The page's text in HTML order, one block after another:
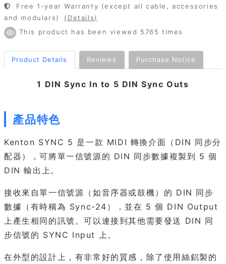
Free 1-year Warranty (except all cable, accessories
and modulars)
(Details)
This product has been viewed 5765 times
Product Details Reviews Purchase Notice
1 DIN Sync In to 5 DIN Sync Outs
產品特色
Kenton SYNC 5 是一款 MIDI 轉換介面（DIN 同步分
配器），可將單一信號源的 DIN 同步數據複製到 5 個
DIN 輸出上。
接收來自單一信號源（如音序器或鼓機）的 DIN 同步
數據（有時稱為 Sync-24），並在 5 個 DIN Output
上產生相同的訊號。可以連接到其他需要發送 DIN 同
步信號的 SYNC Input 上。
在外型的設計上，有非常好的質感，除了使用絲鋁製的